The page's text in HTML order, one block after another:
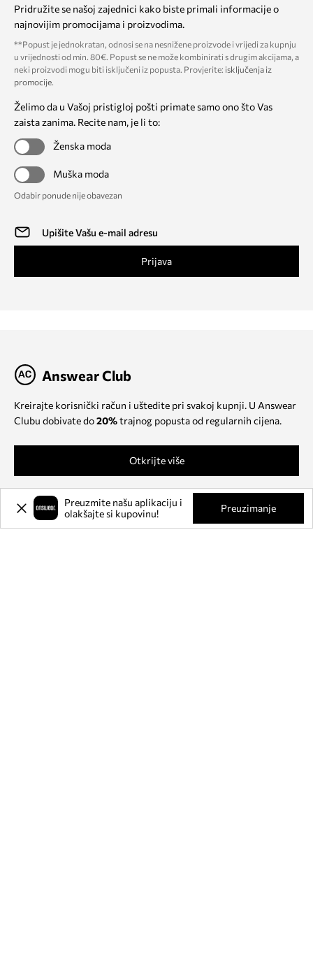
Pridružite se našoj zajednici kako biste primali informacije o
najnovijim promocijama i proizvodima.
**Popust je jednokratan, odnosi se na nesnižene proizvode i vrijedi za kupnju
u vrijednosti od min. 80€. Popust se ne može kombinirati s drugim akcijama, a
neki proizvodi mogu biti isključeni iz popusta. Provjerite: isključenja iz
promocije
Želimo da u Vašoj pristigloj pošti primate samo ono što Vas
zaista zanima. Recite nam, je li to:
Ženska moda
Muška moda
Odabir ponude nije obavezan
Prijava
Answear Club
Kreirajte korisnički račun i uštedite pri svakoj kupnji. U Answear
Clubu dobivate do20%trajnog popusta od regularnih cijena.
Otkrijte više
Preuzmite našu aplikaciju i
olakšajte si kupovinu!
Preuzimanje